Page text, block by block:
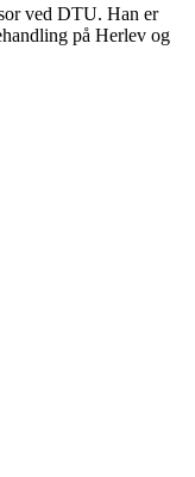
ved DTU. Han er
på Herlev og